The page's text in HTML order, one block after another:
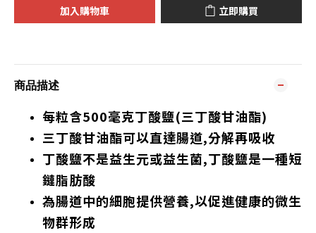
加入購物車 立即購買
商品描述
每粒含500毫克丁酸鹽(三丁酸甘油酯)
三丁酸甘油酯可以直達腸道,分解再吸收
丁酸鹽不是益生元或益生菌,丁酸鹽是一種短
鏈脂肪酸
為腸道中的細胞提供營養,以促進健康的微生
物群形成